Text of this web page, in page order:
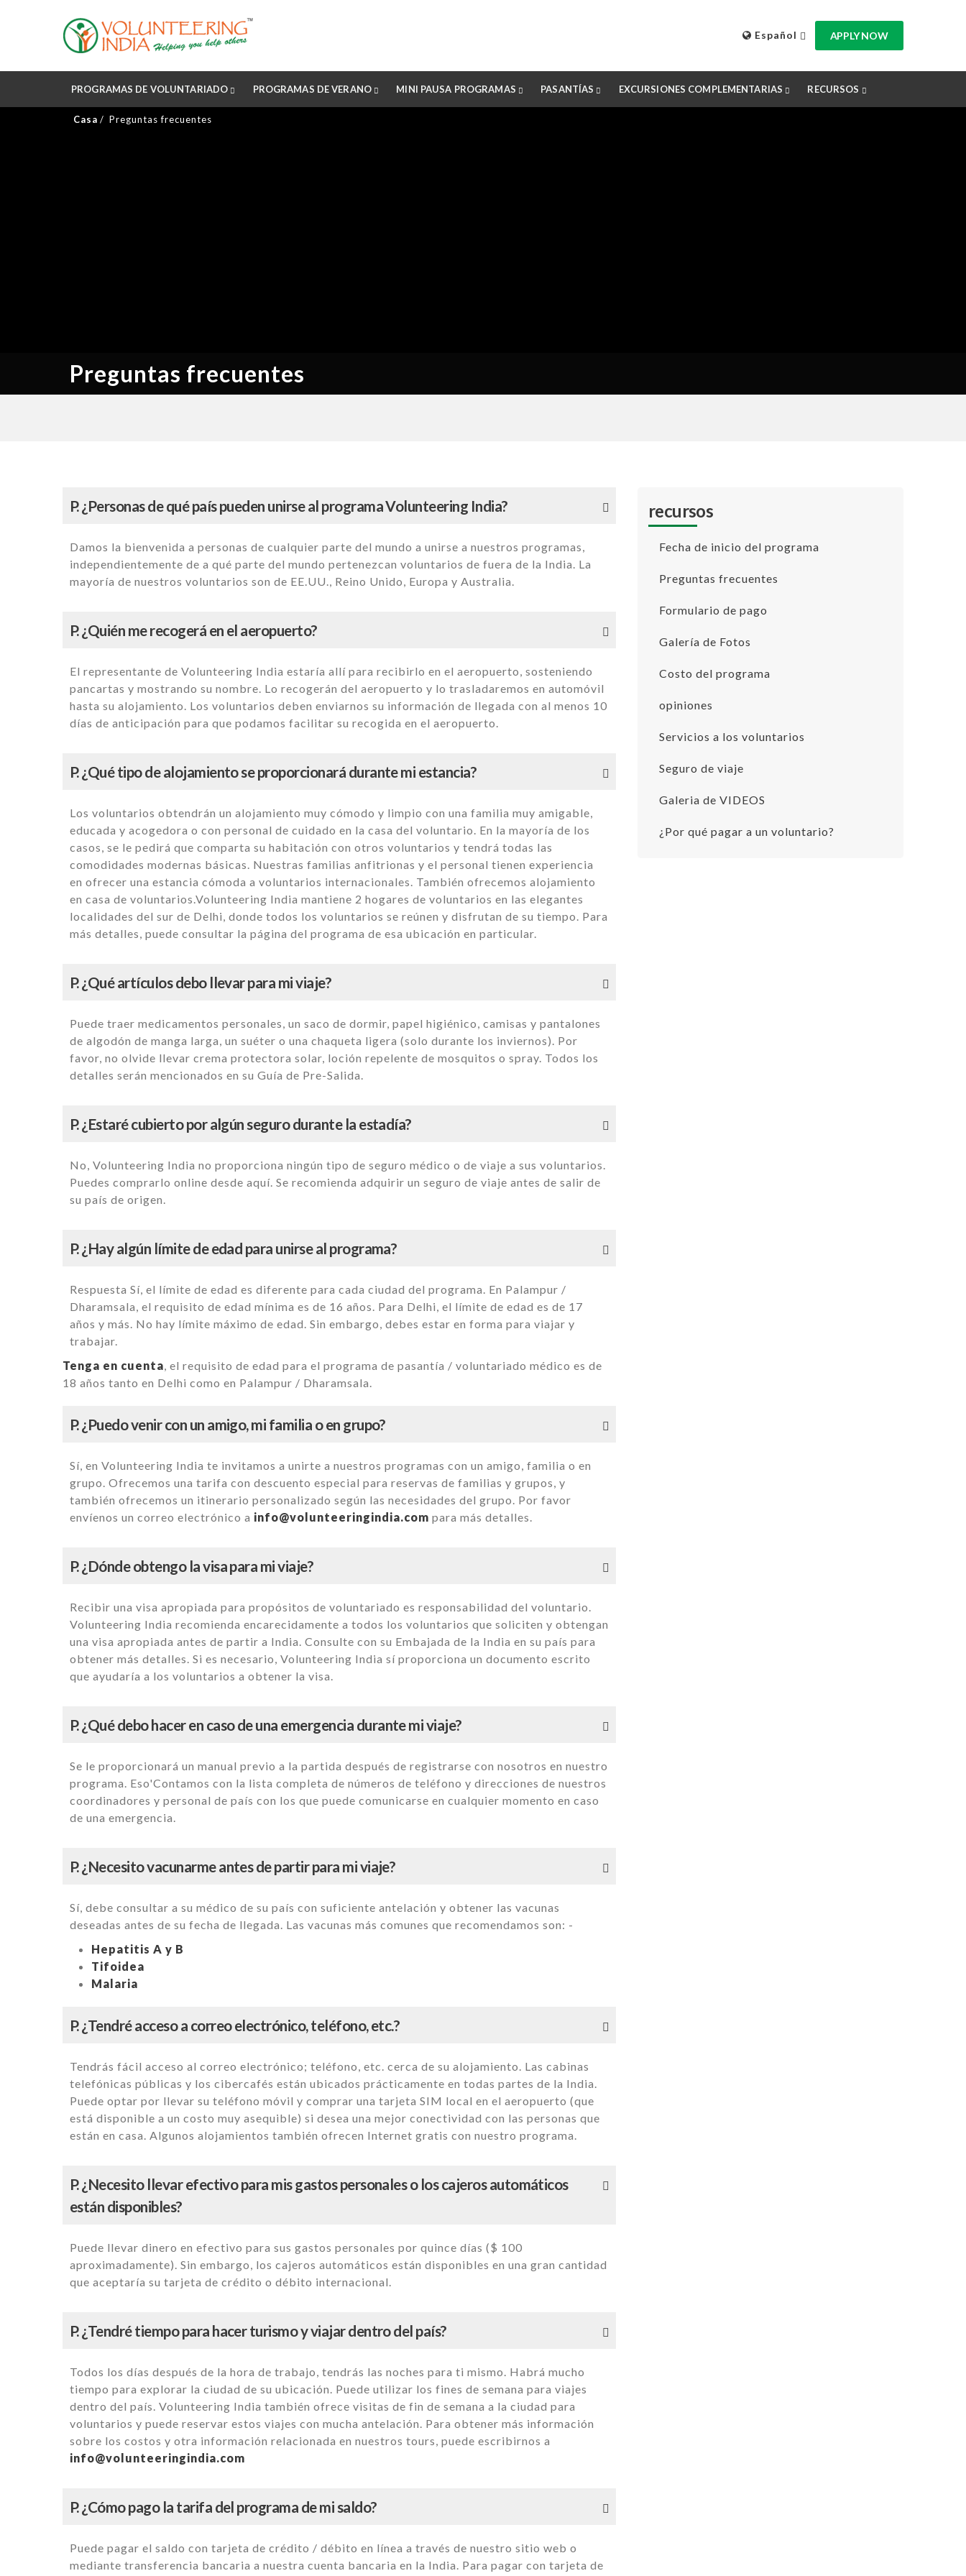
Español APPLY NOW
PROGRAMAS DE VOLUNTARIADO PROGRAMAS DE VERANO MINI PAUSA PROGRAMAS PASANTÍAS EXCURSIONES COMPLEMENTARIAS RECURSOS
Casa Preguntas frecuentes
Preguntas frecuentes
P. ¿Personas de qué país pueden unirse al programa Volunteering India?
Damos la bienvenida a personas de cualquier parte del mundo a unirse a nuestros programas,
independientemente de a qué parte del mundo pertenezcan voluntarios de fuera de la India. La
mayoría de nuestros voluntarios son de EE.UU., Reino Unido, Europa y Australia.
P. ¿Quién me recogerá en el aeropuerto?
El representante de Volunteering India estaría allí para recibirlo en el aeropuerto, sosteniendo
pancartas y mostrando su nombre. Lo recogerán del aeropuerto y lo trasladaremos en automóvil
hasta su alojamiento. Los voluntarios deben enviarnos su información de llegada con al menos 10
días de anticipación para que podamos facilitar su recogida en el aeropuerto.
P. ¿Qué tipo de alojamiento se proporcionará durante mi estancia?
Los voluntarios obtendrán un alojamiento muy cómodo y limpio con una familia muy amigable,
educada y acogedora o con personal de cuidado en la casa del voluntario. En la mayoría de los
casos, se le pedirá que comparta su habitación con otros voluntarios y tendrá todas las
comodidades modernas básicas. Nuestras familias anfitrionas y el personal tienen experiencia
en ofrecer una estancia cómoda a voluntarios internacionales. También ofrecemos alojamiento
en casa de voluntarios.Volunteering India mantiene 2 hogares de voluntarios en las elegantes
localidades del sur de Delhi, donde todos los voluntarios se reúnen y disfrutan de su tiempo. Para
más detalles, puede consultar la página del programa de esa ubicación en particular.
P. ¿Qué artículos debo llevar para mi viaje?
Puede traer medicamentos personales, un saco de dormir, papel higiénico, camisas y pantalones
de algodón de manga larga, un suéter o una chaqueta ligera (solo durante los inviernos). Por
favor, no olvide llevar crema protectora solar, loción repelente de mosquitos o spray. Todos los
detalles serán mencionados en su Guía de Pre-Salida.
P. ¿Estaré cubierto por algún seguro durante la estadía?
No, Volunteering India no proporciona ningún tipo de seguro médico o de viaje a sus voluntarios.
Puedes comprarlo online desde aquí. Se recomienda adquirir un seguro de viaje antes de salir de
su país de origen.
P. ¿Hay algún límite de edad para unirse al programa?
Respuesta Sí, el límite de edad es diferente para cada ciudad del programa. En Palampur /
Dharamsala, el requisito de edad mínima es de 16 años. Para Delhi, el límite de edad es de 17
años y más. No hay límite máximo de edad. Sin embargo, debes estar en forma para viajar y
trabajar.
Tenga en cuenta, el requisito de edad para el programa de pasantía / voluntariado médico es de
18 años tanto en Delhi como en Palampur / Dharamsala.
P. ¿Puedo venir con un amigo, mi familia o en grupo?
Sí, en Volunteering India te invitamos a unirte a nuestros programas con un amigo, familia o en
grupo. Ofrecemos una tarifa con descuento especial para reservas de familias y grupos, y
también ofrecemos un itinerario personalizado según las necesidades del grupo. Por favor
envíenos un correo electrónico a info@volunteeringindia.com para más detalles.
P. ¿Dónde obtengo la visa para mi viaje?
Recibir una visa apropiada para propósitos de voluntariado es responsabilidad del voluntario.
Volunteering India recomienda encarecidamente a todos los voluntarios que soliciten y obtengan
una visa apropiada antes de partir a India. Consulte con su Embajada de la India en su país para
obtener más detalles. Si es necesario, Volunteering India sí proporciona un documento escrito
que ayudaría a los voluntarios a obtener la visa.
P. ¿Qué debo hacer en caso de una emergencia durante mi viaje?
Se le proporcionará un manual previo a la partida después de registrarse con nosotros en nuestro
programa. Eso'Contamos con la lista completa de números de teléfono y direcciones de nuestros
coordinadores y personal de país con los que puede comunicarse en cualquier momento en caso
de una emergencia.
P. ¿Necesito vacunarme antes de partir para mi viaje?
Sí, debe consultar a su médico de su país con suficiente antelación y obtener las vacunas
deseadas antes de su fecha de llegada. Las vacunas más comunes que recomendamos son: -
Hepatitis A y B
Tifoidea
Malaria
P. ¿Tendré acceso a correo electrónico, teléfono, etc.?
Tendrás fácil acceso al correo electrónico; teléfono, etc. cerca de su alojamiento. Las cabinas
telefónicas públicas y los cibercafés están ubicados prácticamente en todas partes de la India.
Puede optar por llevar su teléfono móvil y comprar una tarjeta SIM local en el aeropuerto (que
está disponible a un costo muy asequible) si desea una mejor conectividad con las personas que
están en casa. Algunos alojamientos también ofrecen Internet gratis con nuestro programa.
P. ¿Necesito llevar efectivo para mis gastos personales o los cajeros automáticos
están disponibles?
Puede llevar dinero en efectivo para sus gastos personales por quince días ($ 100
aproximadamente). Sin embargo, los cajeros automáticos están disponibles en una gran cantidad
que aceptaría su tarjeta de crédito o débito internacional.
P. ¿Tendré tiempo para hacer turismo y viajar dentro del país?
Todos los días después de la hora de trabajo, tendrás las noches para ti mismo. Habrá mucho
tiempo para explorar la ciudad de su ubicación. Puede utilizar los fines de semana para viajes
dentro del país. Volunteering India también ofrece visitas de fin de semana a la ciudad para
voluntarios y puede reservar estos viajes con mucha antelación. Para obtener más información
sobre los costos y otra información relacionada en nuestros tours, puede escribirnos a
info@volunteeringindia.com
P. ¿Cómo pago la tarifa del programa de mi saldo?
Puede pagar el saldo con tarjeta de crédito / débito en línea a través de nuestro sitio web o
mediante transferencia bancaria a nuestra cuenta bancaria en la India. Para pagar con tarjeta de
recursos
Fecha de inicio del programa
Preguntas frecuentes
Formulario de pago
Galería de Fotos
Costo del programa
opiniones
Servicios a los voluntarios
Seguro de viaje
Galeria de VIDEOS
¿Por qué pagar a un voluntario?